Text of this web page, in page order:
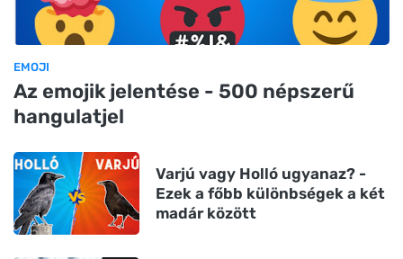
EMOJI
Az emojik jelentése - 500 népszerű
hangulatjel
Varjú vagy Holló ugyanaz? -
Ezek a főbb különbségek a két
madár között